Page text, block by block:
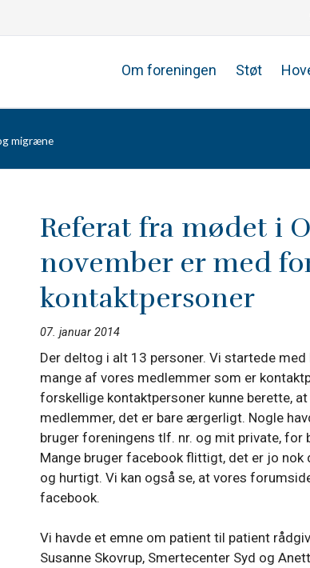
Om foreningen Støt
migræne
Referat fra mødet i
november er med
kontaktpersoner
07. januar 2014
Der deltog i alt 13 personer. Vi startede
mange af vores medlemmer som er
forskellige kontaktpersoner kunne berette,
medlemmer, det er bare ærgerligt. Nogle
bruger forening­ens tlf. nr. og mit private, for
Mange bruger facebook flittigt, det er jo
og hurtigt. Vi kan også se, at vores
facebook.
Vi havde et emne om patient til patient
Susanne Skovrup, Smertecenter Syd og